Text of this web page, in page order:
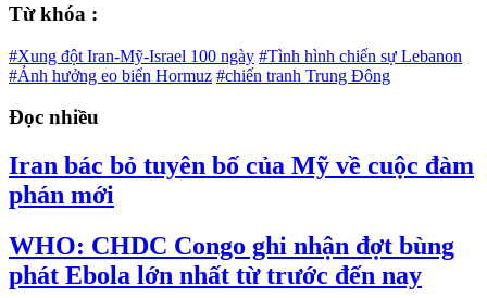
Từ khóa :
#Xung đột Iran-Mỹ-Israel 100 ngày #Tình hình chiến sự Lebanon
#Ảnh hưởng eo biển Hormuz #chiến tranh Trung Đông
Đọc nhiều
Iran bác bỏ tuyên bố của Mỹ về cuộc đàm
phán mới
WHO: CHDC Congo ghi nhận đợt bùng
phát Ebola lớn nhất từ trước đến nay